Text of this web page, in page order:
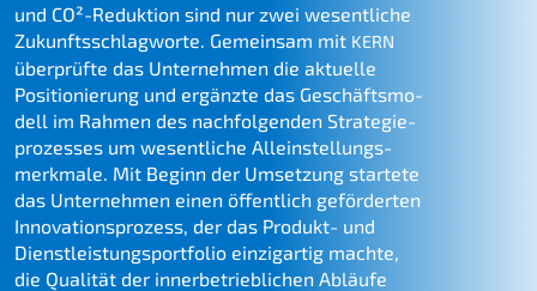
und CO²-Reduk­ti­on sind nur zwei wesent­li­che
Zukunfts­schlag­wor­te. Gemein­sam mit KERN
überprüf­te das Unter­neh­men die aktuel­le
Positio­nie­rung und ergänz­te das Geschäfts­mo­
dell im Rahmen des nachfol­gen­den Strate­gie­
pro­zes­ses um wesent­li­che Allein­stel­lungs­
merk­ma­le. Mit Beginn der Umset­zung starte­te
das Unter­neh­men einen öffent­lich geför­der­ten
Innova­ti­ons­pro­zess, der das Produkt- und
Dienst­leis­tungs­port­fo­lio einzig­ar­tig machte,
die Quali­tät der inner­be­trieb­li­chen Abläu­fe